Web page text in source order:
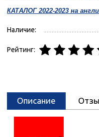
КАТАЛОГ 2022-2023 на
Наличие:
Рейтинг:
Описание